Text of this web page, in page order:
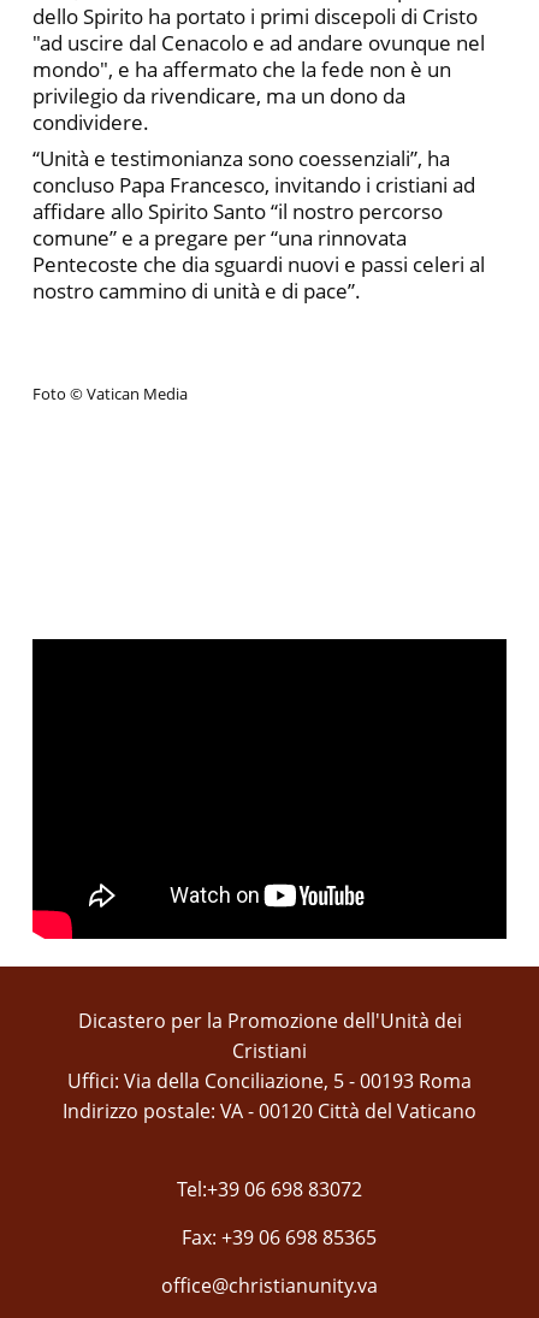
dello Spirito ha portato i primi discepoli di Cristo
"ad uscire dal Cenacolo e ad andare ovunque nel
mondo", e ha affermato che la fede non è un
privilegio da rivendicare, ma un dono da
condividere.
“Unità e testimonianza sono coessenziali”, ha
concluso Papa Francesco, invitando i cristiani ad
affidare allo Spirito Santo “il nostro percorso
comune” e a pregare per “una rinnovata
Pentecoste che dia sguardi nuovi e passi celeri al
nostro cammino di unità e di pace”.
Foto © Vatican Media
Dicastero per la Promozione dell'Unità dei
Cristiani
Uffici: Via della Conciliazione, 5 - 00193 Roma
Indirizzo postale: VA - 00120 Città del Vaticano
Tel:+39 06 698 83072
Fax: +39 06 698 85365
office@christianunity.va